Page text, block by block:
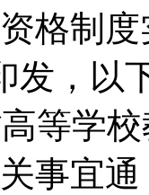
格制
发，
等学
事宜通